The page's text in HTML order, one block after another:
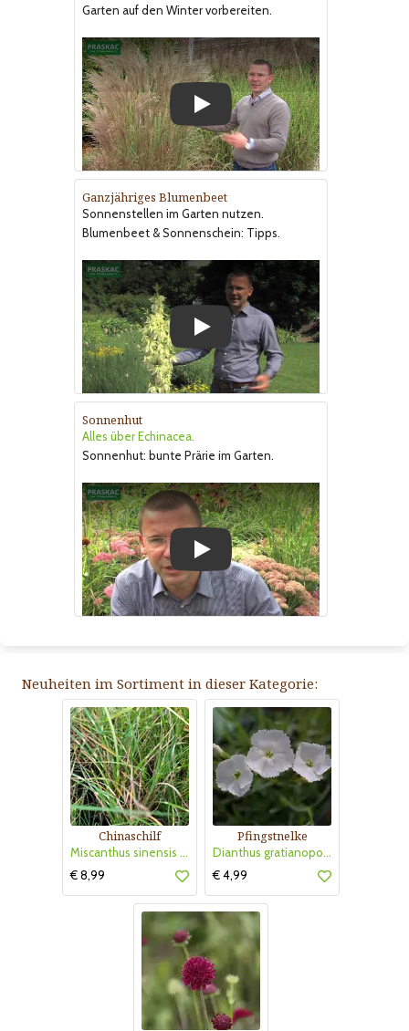
Garten auf den Winter vorbereiten.
Ganzjähriges Blumenbeet
Sonnenstellen im Garten nutzen.
Blumenbeet & Sonnenschein: Tipps.
Sonnenhut
Alles über Echinacea.
Sonnenhut: bunte Prärie im Garten.
Neuheiten im Sortiment in dieser Kategorie:
Chinaschilf
Miscanthus sinensis 'Strictus Dwarf'
€ 8,99
Pfingstnelke
Dianthus gratianopolitanus 'La Bourboule White'
€ 4,99